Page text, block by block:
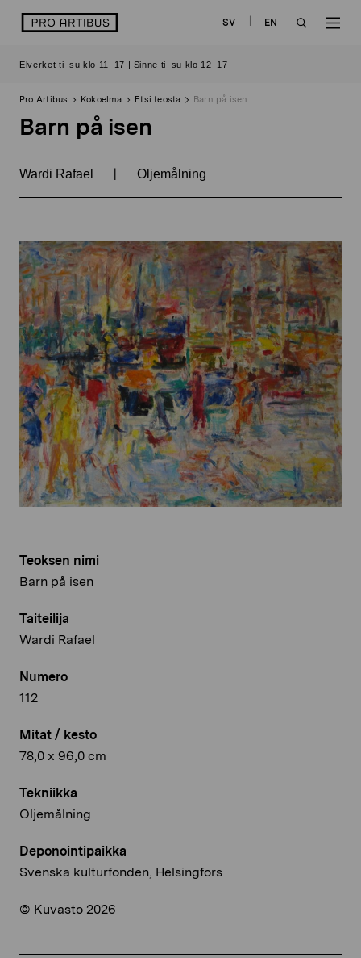
sisältöön
logo SV
EN
Elverket ti–su klo 11–17 | Sinne ti–su klo 12–17
Pro Artibus Kokoelma Etsi teosta Barn på isen
Barn på isen
Wardi Rafael | Oljemålning
Teoksen nimi
Barn på isen
Taiteilija
Wardi Rafael
Numero
112
Mitat / kesto
78,0 x 96,0 cm
Tekniikka
Oljemålning
Deponointipaikka
Svenska kulturfonden, Helsingfors
© Kuvasto 2026